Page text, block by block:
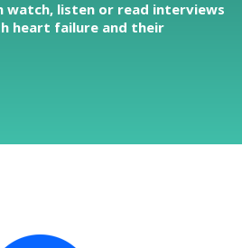
watch, listen or read interviews
heart failure and their